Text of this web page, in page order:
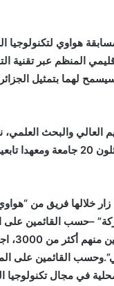
هواوي لتكنولوجيا
المنظم عبر تقنية
الذي سيسمح لهما بتمثيل
العالي والبحث
المسابقة العالمية لموسم 2021-2022
–حسب القائمين على
في النهائي الوطني”.وحسب
في مجال تكنولوجيا